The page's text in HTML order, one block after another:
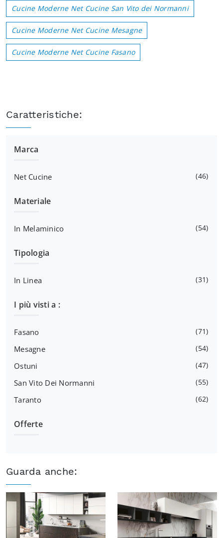
Cucine Moderne Net Cucine San Vito dei Normanni
Cucine Moderne Net Cucine Mesagne
Cucine Moderne Net Cucine Fasano
Caratteristiche:
Marca
Net Cucine 46
Materiale
In Melaminico 54
Tipologia
In Linea 31
I più visti a :
Fasano 71
Mesagne 54
Ostuni 47
San Vito Dei Normanni 55
Taranto 62
Offerte
Guarda anche: